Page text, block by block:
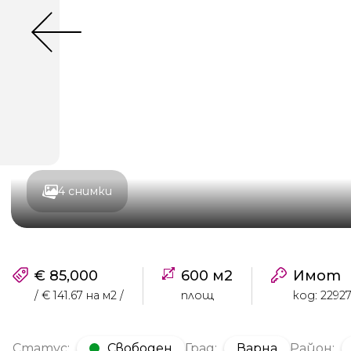
4 снимки
€ 85,000
/ € 141.67 на м2 /
600 м2
площ
Имот
код: